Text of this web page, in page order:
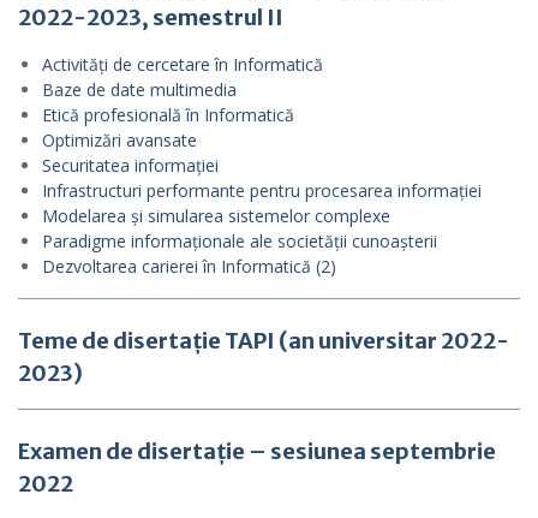
2022-2023, semestrul II
Activități de cercetare în Informatică
Baze de date multimedia
Etică profesională în Informatică
Optimizări avansate
Securitatea informației
Infrastructuri performante pentru procesarea informației
Modelarea și simularea sistemelor complexe
Paradigme informaționale ale societății cunoașterii
Dezvoltarea carierei în Informatică (2)
Teme de disertație TAPI (an universitar 2022-
2023)
Examen de disertație – sesiunea septembrie
2022